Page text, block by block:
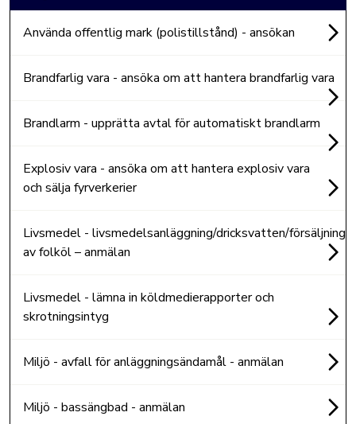
Använda offentlig mark (polistillstånd) - ansökan
Brandfarlig vara - ansöka om att hantera brandfarlig vara
Brandlarm - upprätta avtal för automatiskt brandlarm
Explosiv vara - ansöka om att hantera explosiv vara
och sälja fyrverkerier
Livsmedel - livsmedelsanläggning/dricksvatten/försäljning
av folköl – anmälan
Livsmedel - lämna in köldmedierapporter och
skrotningsintyg
Miljö - avfall för anläggningsändamål - anmälan
Miljö - bassängbad - anmälan